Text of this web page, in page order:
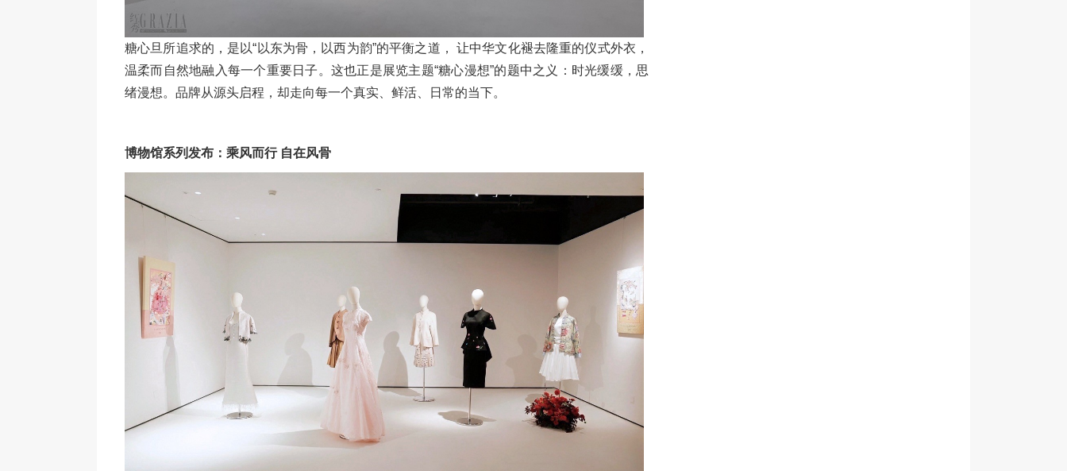
糖心旦所追求的，是以“以东为骨，以西为韵”的平衡之道， 让中华文化褪去隆重的仪式外衣，
温柔而自然地融入每一个重要日子。这也正是展览主题“糖心漫想”的题中之义：时光缓缓，思
绪漫想。品牌从源头启程，却走向每一个真实、鲜活、日常的当下。
博物馆系列发布：乘风而行 自在风骨